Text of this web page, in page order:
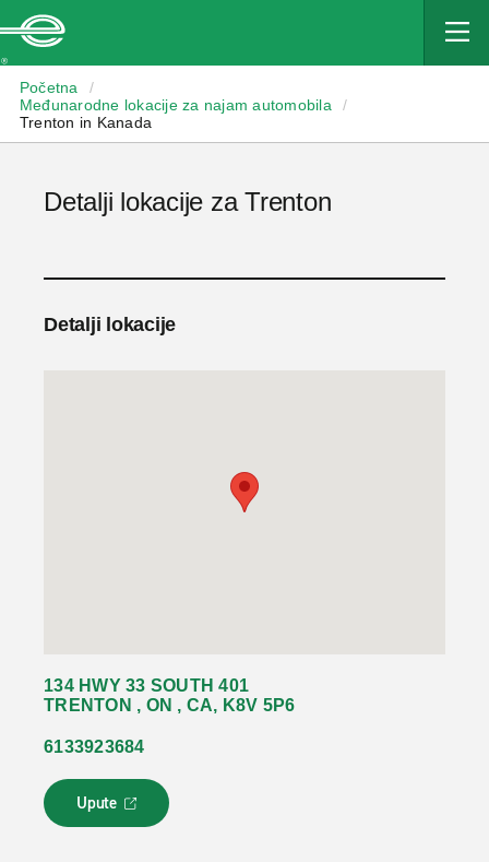
Početna
/
Međunarodne lokacije za najam automobila
/
Trenton in Kanada
Detalji lokacije za Trenton
Detalji lokacije
134 HWY 33 SOUTH 401
TRENTON , ON , CA, K8V 5P6
6133923684
Upute
L
i